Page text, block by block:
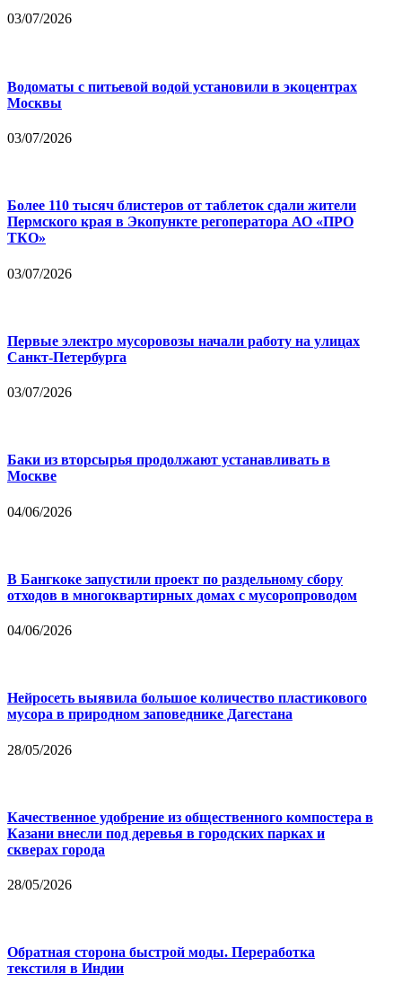
03/07/2026
Водоматы с питьевой водой установили в экоцентрах
Москвы
03/07/2026
Более 110 тысяч блистеров от таблеток сдали жители
Пермского края в Экопункте регоператора АО «ПРО
ТКО»
03/07/2026
Первые электро мусоровозы начали работу на улицах
Санкт-Петербурга
03/07/2026
Баки из вторсырья продолжают устанавливать в
Москве
04/06/2026
В Бангкоке запустили проект по раздельному сбору
отходов в многоквартирных домах с мусоропроводом
04/06/2026
Нейросеть выявила большое количество пластикового
мусора в природном заповеднике Дагестана
28/05/2026
Качественное удобрение из общественного компостера в
Казани внесли под деревья в городских парках и
скверах города
28/05/2026
Обратная сторона быстрой моды. Переработка
текстиля в Индии